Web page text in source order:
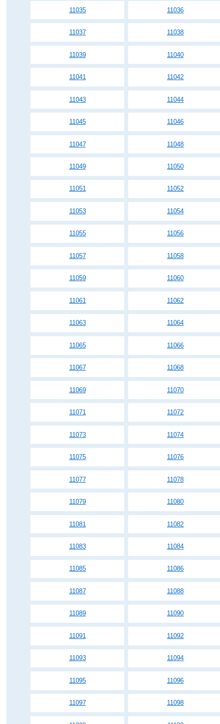
11035 11036
11037 11038
11039 11040
11041 11042
11043 11044
11045 11046
11047 11048
11049 11050
11051 11052
11053 11054
11055 11056
11057 11058
11059 11060
11061 11062
11063 11064
11065 11066
11067 11068
11069 11070
11071 11072
11073 11074
11075 11076
11077 11078
11079 11080
11081 11082
11083 11084
11085 11086
11087 11088
11089 11090
11091 11092
11093 11094
11095 11096
11097 11098